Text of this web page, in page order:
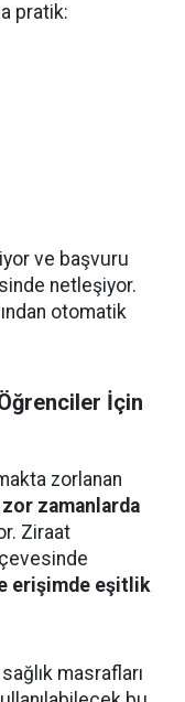
pratik:
ve başvuru
netleşiyor.
otomatik
İçin
zorlanan
zor zamanlarda
Ziraat
erişimde eşitlik
masrafları